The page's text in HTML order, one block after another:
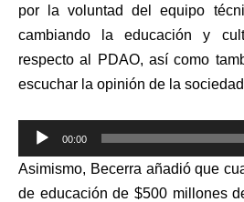
por la voluntad del equipo
cambiando la educación y
respecto al PDAO, así como
escuchar la opinión de la
Reproductor
de
audio
00:00
Asimismo, Becerra añadió que
de educación de $500 millones